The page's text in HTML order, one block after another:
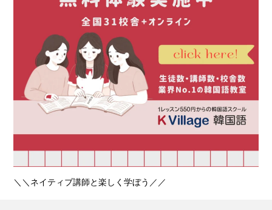
＼＼ネイティブ講師と楽しく学ぼう／／